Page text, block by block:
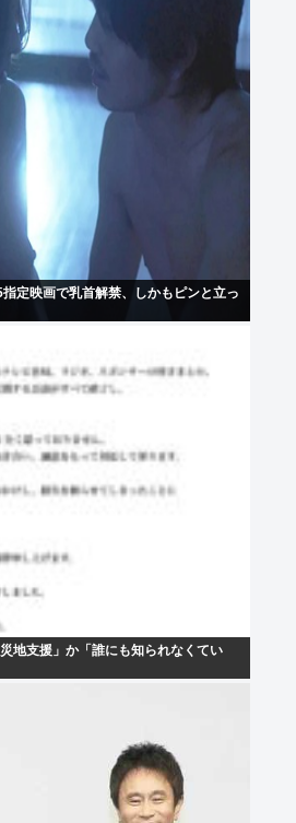
定映画で乳首解禁、しかもピンと立っ
地支援」か「誰にも知られなくてい